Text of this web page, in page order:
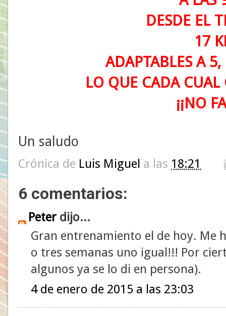
DESDE EL
17
ADAPTABLES A
LO QUE CADA
¡¡NO
Un saludo
Crónica de Luis Miguel a las 18:21
6 comentarios:
Peterdijo...
Gran entrenamiento el de hoy. Me
o tres semanas uno igual!!! Por
algunos ya se lo di en persona).
4 de enero de 2015 a las 23:03